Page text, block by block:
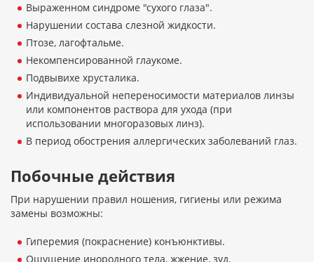
Выраженном синдроме "сухого глаза".
Нарушении состава слезной жидкости.
Птозе, лагофтальме.
Некомпенсированной глаукоме.
Подвывихе хрусталика.
Индивидуальной непереносимости материалов линзы
или компонентов раствора для ухода (при
использовании многоразовых линз).
В период обострения аллергических заболеваний глаз.
Побочные действия
При нарушении правил ношения, гигиены или режима
замены возможны:
Гиперемия (покраснение) конъюнктивы.
Ощущение инородного тела, жжение, зуд.